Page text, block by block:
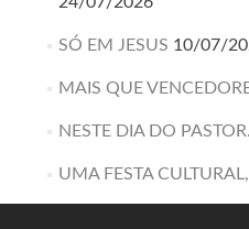
SÓ EM JESUS 10/07/
MAIS QUE
NESTE DIA DO
UMA FESTA